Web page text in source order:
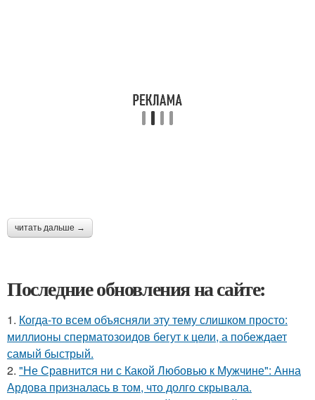
читать дальше →
Последние обновления на сайте:
1. Когда-то всем объясняли эту тему слишком просто:
миллионы сперматозоидов бегут к цели, а побеждает
самый быстрый.
2. "Не Сравнится ни с Какой Любовью к Мужчине": Анна
Ардова призналась в том, что долго скрывала.